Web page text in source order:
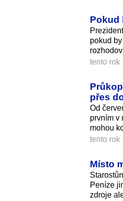
Pokud
pokud
tento rok
přes
Od
prvním v
mohou
tento rok
Místo
Peníze
zdroje